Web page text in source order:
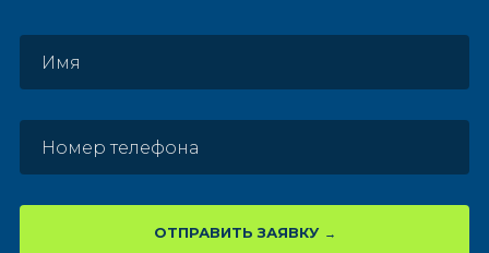
ОТПРАВИТЬ ЗАЯВКУ